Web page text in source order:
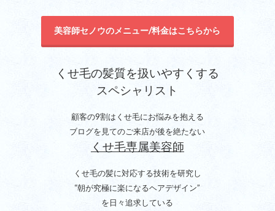
美容師セノウのメニュー/料金はこちらから
くせ毛の髪質を扱いやすくする
スペシャリスト
顧客の9割はくせ毛にお悩みを抱える
ブログを見てのご来店が後を絶たない
くせ毛専属美容師
くせ毛の髪に対応する技術を研究し
“朝が究極に楽になるヘアデザイン”
を日々追求している